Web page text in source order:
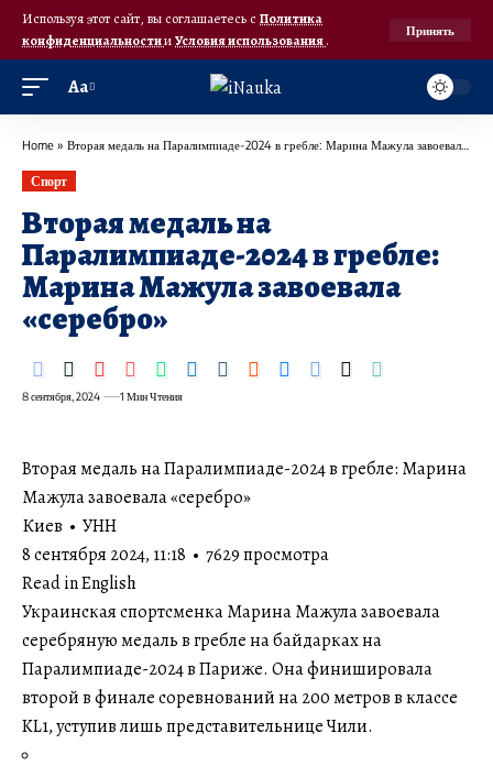
Используя этот сайт, вы соглашаетесь с Политика
конфиденциальностииУсловия использования.
Принять
Аа
Home » Вторая медаль на Паралимпиаде-2024 в гребле: Марина Мажула завоевала «серебро»
Спорт
Вторая медаль на
Паралимпиаде-2024 в гребле:
Марина Мажула завоевала
«серебро»
8 сентября, 2024 1 Мин Чтения
Вторая медаль на Паралимпиаде-2024 в гребле: Марина
Мажула завоевала «серебро»
Киев • УНН
8 сентября 2024, 11:18 • 7629 просмотра
Read in English
Украинская спортсменка Марина Мажула завоевала
серебряную медаль в гребле на байдарках на
Паралимпиаде-2024 в Париже. Она финишировала
второй в финале соревнований на 200 метров в классе
KL1, уступив лишь представительнице Чили.